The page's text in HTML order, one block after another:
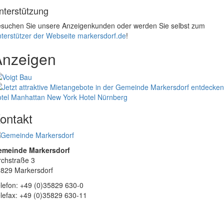
Sie unsere Anzeigenkunden oder werden Sie selbst zum
der Webseite markersdorf.de!
Manhattan New York Hotel Nürnberg
Markersdorf
3
Markersdorf
+49 (0)35829 630-0
+49 (0)35829 630-11